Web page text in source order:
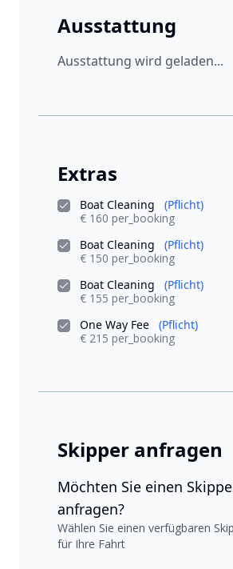
Ausstattung
Ausstattung wird geladen...
Extras
Boat Cleaning
(Pflicht)
€ 160 per_booking
Boat Cleaning
(Pflicht)
€ 150 per_booking
Boat Cleaning
(Pflicht)
€ 155 per_booking
One Way Fee
(Pflicht)
€ 215 per_booking
Skipper anfragen
Möchten Sie einen
anfragen?
Wählen Sie einen verfügbaren
für Ihre Fahrt